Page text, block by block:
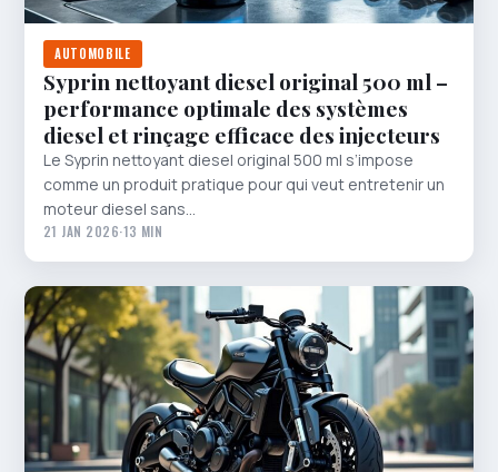
AUTOMOBILE
Syprin nettoyant diesel original 500 ml –
performance optimale des systèmes
diesel et rinçage efficace des injecteurs
Le Syprin nettoyant diesel original 500 ml s’impose
comme un produit pratique pour qui veut entretenir un
moteur diesel sans…
21 JAN 2026·13 MIN